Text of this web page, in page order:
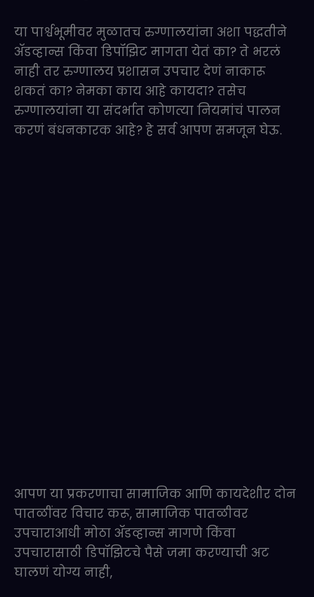
या पार्श्वभूमीवर मुळातच रुग्णालयांना अशा पद्धतीने
ॲडव्हान्स किंवा डिपॉझिट मागता येतं का? ते भरलं
नाही तर रुग्णालय प्रशासन उपचार देणं नाकारू
शकतं का? नेमका काय आहे कायदा? तसेच
रुग्णालयांना या संदर्भात कोणत्या नियमांचं पालन
करणं बंधनकारक आहे? हे सर्व आपण समजून घेऊ.
आपण या प्रकरणाचा सामाजिक आणि कायदेशीर दोन
पातळींवर विचार करू, सामाजिक पातळीवर
उपचाराआधी मोठा ॲडव्हान्स मागणे किंवा
उपचारासाठी डिपॉझिटचे पैसे जमा करण्याची अट
घालणं योग्य नाही,